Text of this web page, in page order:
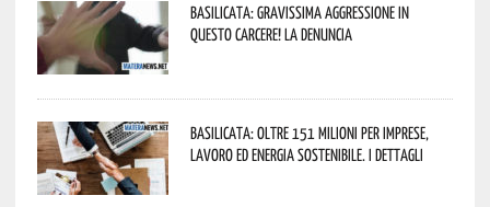
Basilicata: gravissima aggressione in
questo Carcere! La denuncia
Basilicata: oltre 151 milioni per imprese,
lavoro ed energia sostenibile. I dettagli